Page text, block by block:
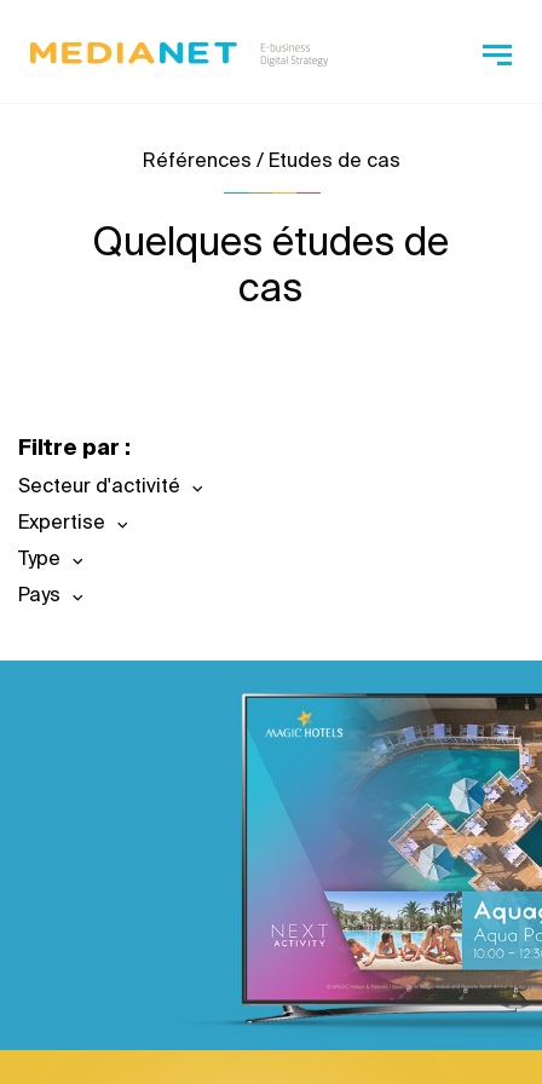
Références / Etudes de cas
Quelques études de
cas
Filtre par :
Secteur d'activité
Expertise
Type
Pays